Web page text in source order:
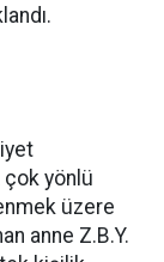
çok yönlü
üzere
anne Z.B.Y.